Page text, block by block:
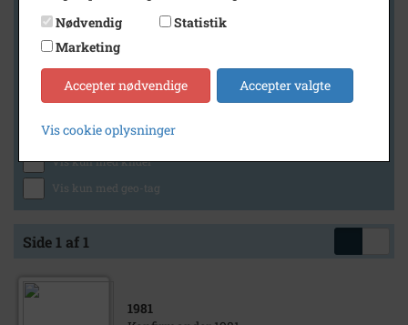
Generelt
Vis kun med billeder
Vis kun med lydklip
Vis kun med kilder
Vis kun med geo-tag
Side 1 af 1
1981
Nødvendig
Statistik
Marketing
Accepter nødvendige Accepter valgte
Vis cookie oplysninger